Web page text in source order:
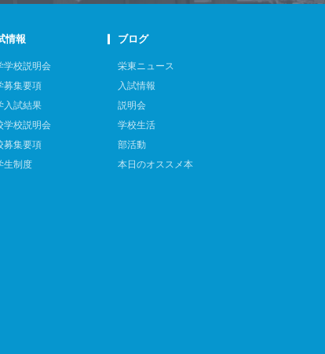
情報
学校説明会
募集要項
入試結果
学校説明会
募集要項
生制度
ブログ
栄東ニュース
入試情報
説明会
学校生活
部活動
本日のオススメ本